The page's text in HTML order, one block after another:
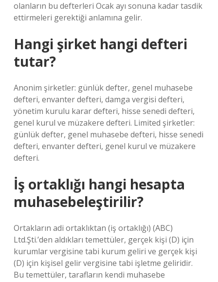
olanların bu defterleri Ocak ayı sonuna kadar tasdik
ettirmeleri gerektiği anlamına gelir.
Hangi şirket hangi defteri
tutar?
Anonim şirketler: günlük defter, genel muhasebe
defteri, envanter defteri, damga vergisi defteri,
yönetim kurulu karar defteri, hisse senedi defteri,
genel kurul ve müzakere defteri. Limited şirketler:
günlük defter, genel muhasebe defteri, hisse senedi
defteri, envanter defteri, genel kurul ve müzakere
defteri.
İş ortaklığı hangi hesapta
muhasebeleştirilir?
Ortakların adi ortaklıktan (iş ortaklığı) (ABC)
Ltd.Şti.’den aldıkları temettüler, gerçek kişi (D) için
kurumlar vergisine tabi kurum geliri ve gerçek kişi
(D) için kişisel gelir vergisine tabi işletme geliridir.
Bu temettüler, tarafların kendi muhasebe